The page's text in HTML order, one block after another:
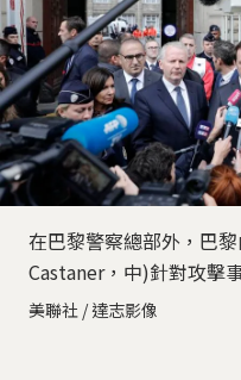
在巴黎警察總部外，巴
Castaner，中)針對攻擊
美聯社 / 達志影像